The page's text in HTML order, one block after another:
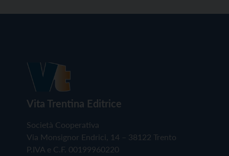
Vita Trentina Editrice
Società Cooperativa
Via Monsignor Endrici, 14 – 38122 Trento
P.IVA e C.F. 00199960220